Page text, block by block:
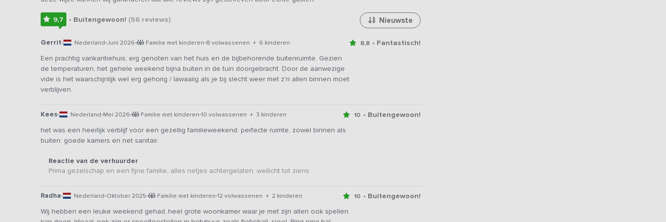
9,7 • Buitengewoon! (56reviews) Nieuwste
Gerrit- Nederland-Juni 2026- Familie met kinderen-8 volwassenen + 6 kinderen 8,8 • Fantastisch!
Een prachtig vankantiehuis; erg genoten van het huis en de bijbehorende buitenruimte. Gezien
de temperaturen, het gehele weekend bijna buiten in de tuin doorgebracht. Door de aanwezige
vide is het waarschijnlijk wel erg gehorig / lawaaiig als je bij slecht weer met z'n allen binnen moet
verblijven.
Kees- Nederland-Mei 2026- Familie met kinderen-10 volwassenen + 3 kinderen 10 • Buitengewoon!
het was een heerlijk verblijf voor een gezellig familieweekend. perfecte ruimte, zowel binnen als
buiten. goede kamers en net sanitair.
Reactie van de verhuurder
Prima gezelschap en een fijne familie, alles netjes achtergelaten, wellicht tot ziens
Radha- Nederland-Oktober 2025- Familie met kinderen-12 volwassenen + 2 kinderen 10 • Buitengewoon!
Wij hebben een leuke weekend gehad..heel grote woonkamer waar je met zijn allen ook spellen